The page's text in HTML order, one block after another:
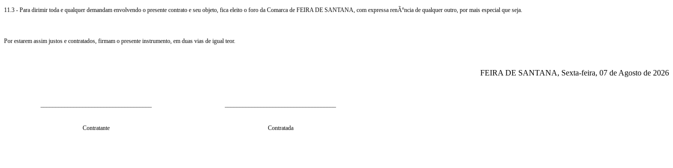
11.3 - Para dirimir toda e qualquer demandam envolvendo o presente contrato e seu objeto, fica eleito o foro da Comarca de FEIRA DE SANTANA, com expressa renÃºncia de qualquer outro, por mais especial que seja.
Por estarem assim justos e contratados, firmam o presente instrumento, em duas vias de igual teor.
FEIRA DE SANTANA, Sexta-feira, 07 de Agosto de 2026
Contratante Contratada